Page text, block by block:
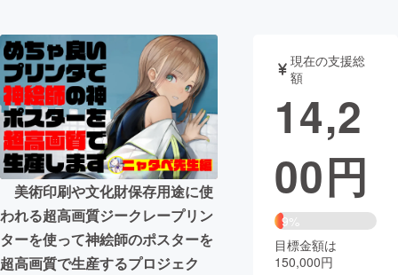
アート・写真 音楽
テクノロジー・ガジェット ゲーム・
映像・映画 書籍・雑誌
ビジネス・起業 チャレンジ
まちづくり・地域活性化
美術印刷や文化財保存用途に使
われる超高画質ジークレープリン
ターを使って神絵師のポスターを
超高画質で生産するプロジェク
現在の支援総
額
14,2
00円
9%
目標金額は
150,000円